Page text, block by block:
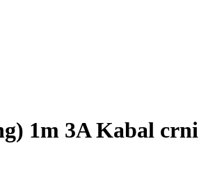
1m 3A Kabal crni